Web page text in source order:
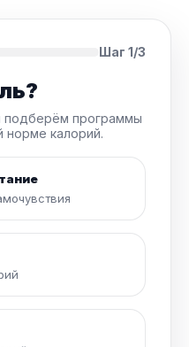
Шаг 1/3
программы
норме калорий.